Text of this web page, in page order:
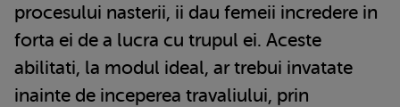
procesului nasterii, ii dau femeii incredere in
forta ei de a lucra cu trupul ei. Aceste
abilitati, la modul ideal, ar trebui invatate
inainte de inceperea travaliului, prin